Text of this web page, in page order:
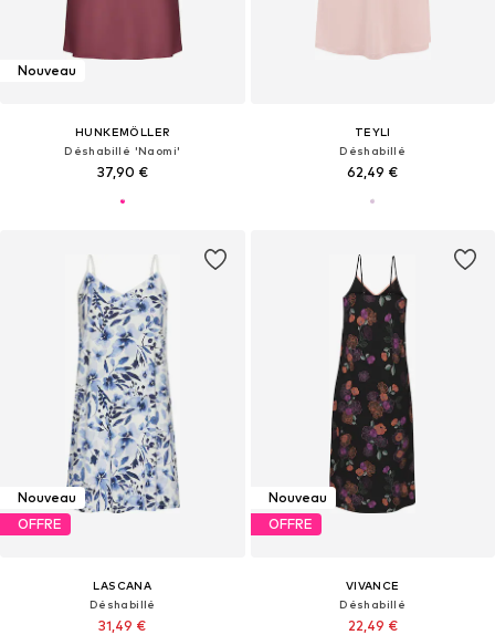
Nouveau
HUNKEMÖLLER
Déshabillé 'Naomi'
37,90 €
TEYLI
Déshabillé
62,49 €
Nouveau
OFFRE
LASCANA
Déshabillé
31,49 €
Nouveau
OFFRE
VIVANCE
Déshabillé
22,49 €